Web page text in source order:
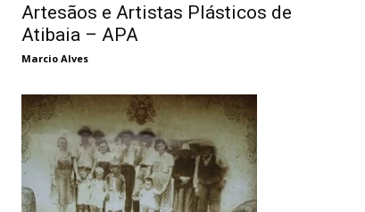
Artesãos e Artistas Plásticos de
Atibaia – APA
Marcio Alves